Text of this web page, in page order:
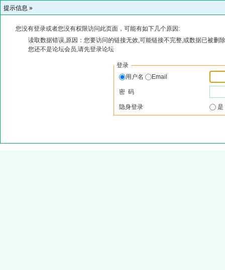
提示信息 »
您没有登录或者您没有权限访问此页面，可能有如下几个原因:
读取数据错误,原因：您要访问的链接无效,可能链接不完整,或数据已被删
您还不是论坛会员,请先登录论坛
登录
用户名
Email
密 码
隐身登录